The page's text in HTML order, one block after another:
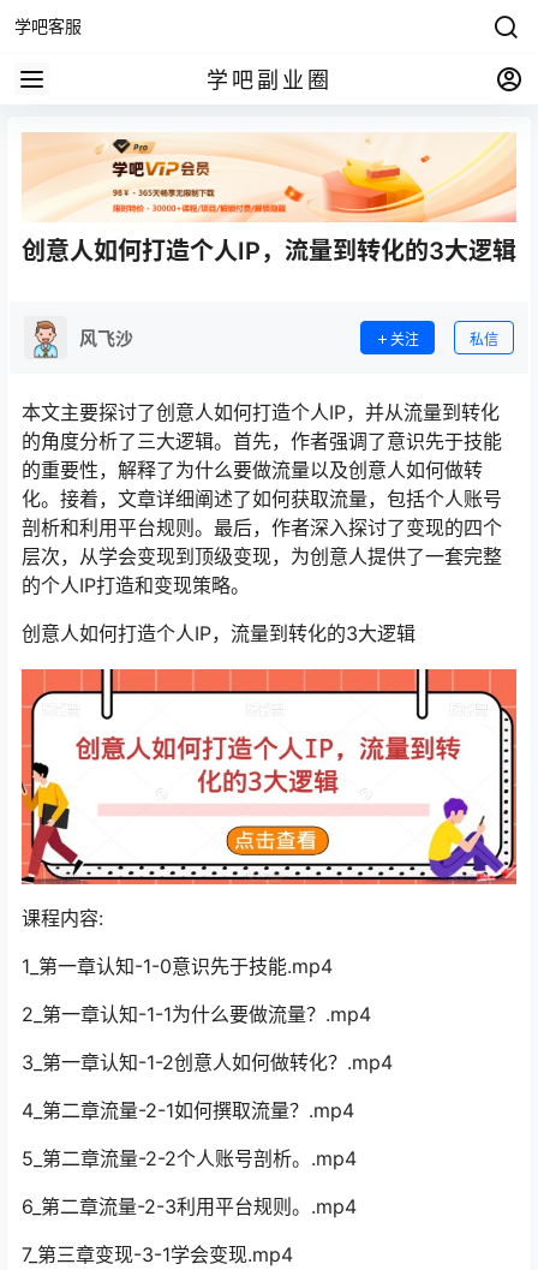
学吧客服
学吧副业圈
创意人如何打造个人IP，流量到转化的3大逻辑
风飞沙 关注 私信
本文主要探讨了创意人如何打造个人IP，并从流量到转化
的角度分析了三大逻辑。首先，作者强调了意识先于技能
的重要性，解释了为什么要做流量以及创意人如何做转
化。接着，文章详细阐述了如何获取流量，包括个人账号
剖析和利用平台规则。最后，作者深入探讨了变现的四个
层次，从学会变现到顶级变现，为创意人提供了一套完整
的个人IP打造和变现策略。
创意人如何打造个人IP，流量到转化的3大逻辑
课程内容:
1_第一章认知-1-0意识先于技能.mp4
2_第一章认知-1-1为什么要做流量？.mp4
3_第一章认知-1-2创意人如何做转化？.mp4
4_第二章流量-2-1如何撰取流量？.mp4
5_第二章流量-2-2个人账号剖析。.mp4
6_第二章流量-2-3利用平台规则。.mp4
7_第三章变现-3-1学会变现.mp4